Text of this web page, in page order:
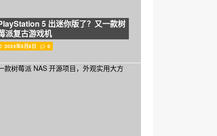
5 出迷你版了？又一款树
派复古游戏机
2024年5月8日 0